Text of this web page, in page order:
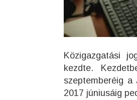
Közigazgatási
kezdte.
szeptemberéig a
2017 júniusáig